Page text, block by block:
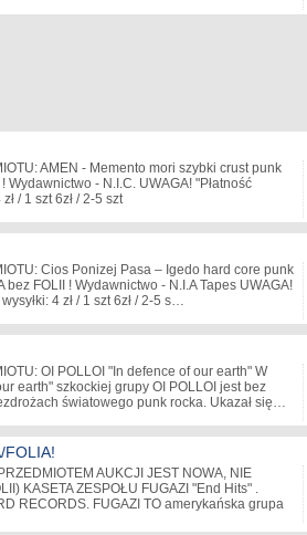
AMEN - Memento mori szybki crust punk
Wydawnictwo - N.I.C. UWAGA! "Płatność
/ 1 szt 6zł / 2-5 szt
Cios Ponizej Pasa – Igedo hard core punk
bez FOLII ! Wydawnictwo - N.I.A Tapes UWAGA!
4 zł / 1 szt 6zł / 2-5 s…
OI POLLOI "In defence of our earth" W
earth" szkockiej grupy OI POLLOI jest bez
światowego punk rocka. Ukazał się…
FOLIA!
AUKCJI JEST NOWA, NIE
KASETA ZESPOŁU FUGAZI "End Hits" .
RECORDS. FUGAZI TO amerykańska grupa